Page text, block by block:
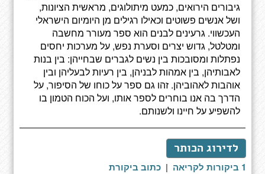
גיבורים הירואים, כמעט מיתולוגים, מראשית הציונות,
ושל אנשים פשוטים וכאילו רגילים מן היומיום הישראלי
העכשווי. גרעינים לבנים הוא ספר מעורר מחשבה
ומטלטל, גדוש יצרים וסערת נפש, על מערכות יחסים
נפתלות ומסובכות בין נשים לגברים שבחייהן: בין בנות
לאבותיהן, בין אמהות לבניהן, בין רעיות לבעליהן ובין
אוהבות לאהוביהן. זהו גם ספר על כוחו של הסיפור, על
הדרך בה אנו בוחרים לספר אותו, ועל הכוח הטמון בו
להשפיע על חיינו ולשנותם.
לדירוג הכותר
1 ביקורות לקריאה | כתוב ביקורת